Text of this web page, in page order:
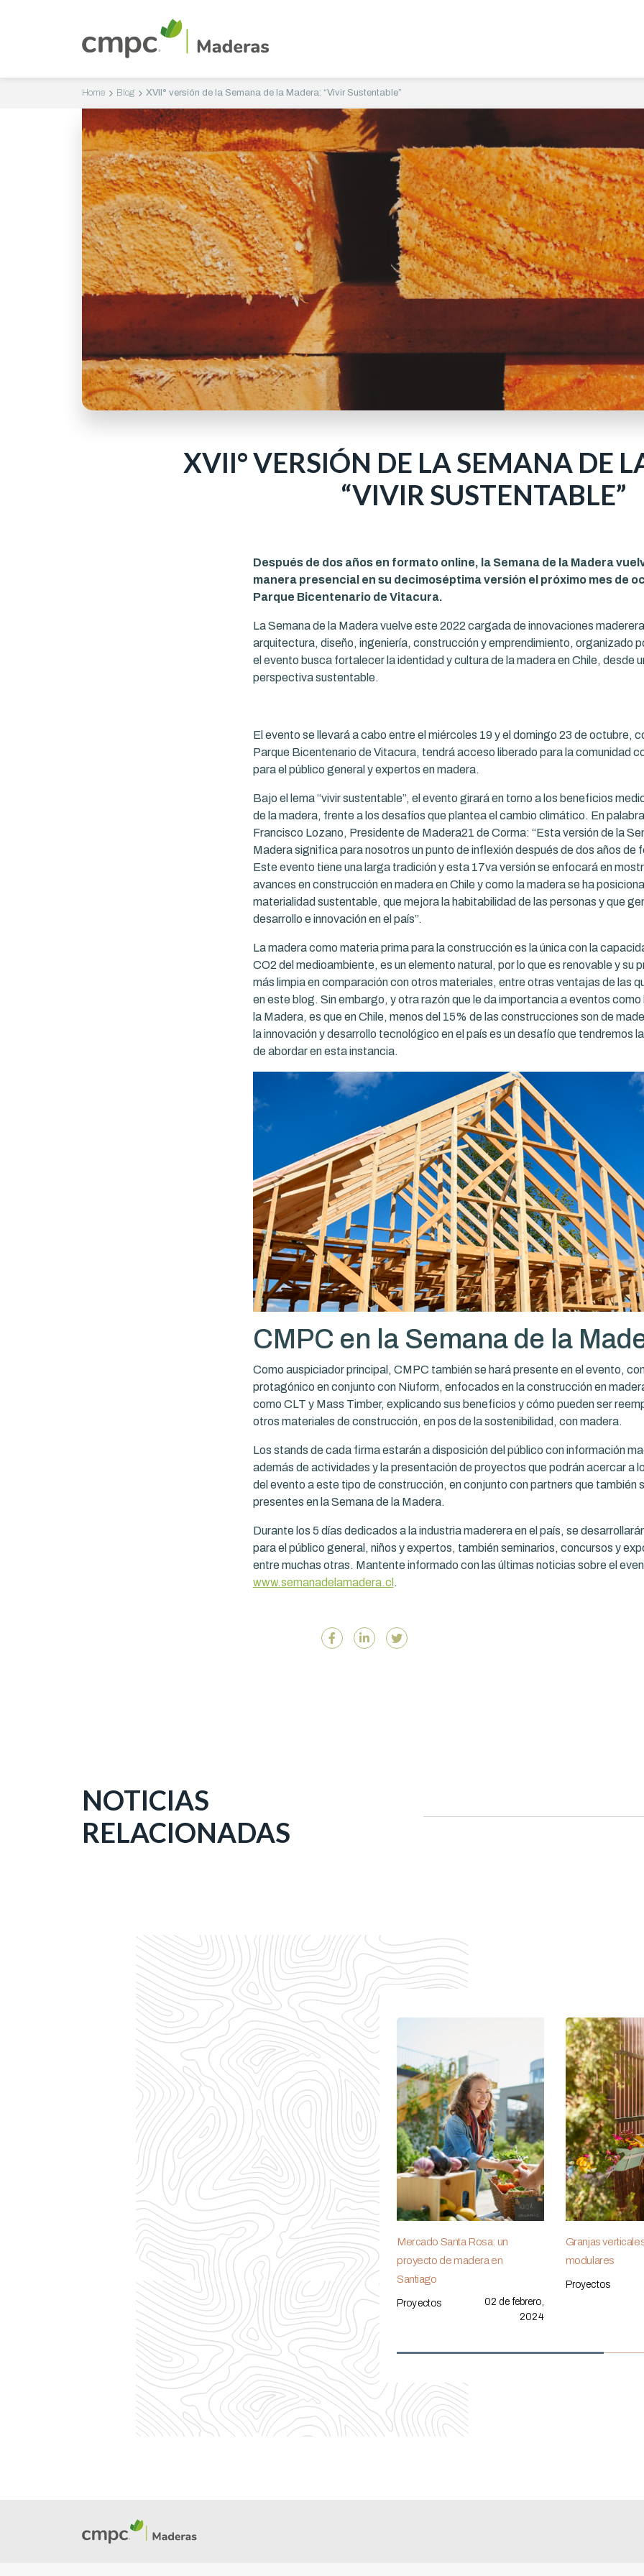
Home Blog XVII° versión de la Semana de la Madera: “Vivir Sustentable”
XVII° VERSIÓN DE LA SEMANA DE
“VIVIR SUSTENTABLE”
Después de dos años en formato online, la Semana de la Madera
manera presencial en su decimoséptima versión el próximo mes de
Parque Bicentenario de Vitacura.
La Semana de la Madera vuelve este 2022 cargada de innovaciones
arquitectura, diseño, ingeniería, construcción y emprendimiento, organizado
el evento busca fortalecer la identidad y cultura de la madera en Chile, desde
perspectiva sustentable.
El evento se llevará a cabo entre el miércoles 19 y el domingo 23 de octubre,
Parque Bicentenario de Vitacura, tendrá acceso liberado para la comunidad
para el público general y expertos en madera.
Bajo el lema “vivir sustentable”, el evento girará en torno a los beneficios
de la madera, frente a los desafíos que plantea el cambio climático. En
Francisco Lozano, Presidente de Madera21 de Corma: “Esta versión de la
Madera significa para nosotros un punto de inflexión después de dos años de
Este evento tiene una larga tradición y esta 17va versión se enfocará en
avances en construcción en madera en Chile y como la madera se ha
materialidad sustentable, que mejora la habitabilidad de las personas y que
desarrollo e innovación en el país”.
La madera como materia prima para la construcción es la única con la
CO2 del medioambiente, es un elemento natural, por lo que es renovable y su
más limpia en comparación con otros materiales, entre otras ventajas de las
en este blog. Sin embargo, y otra razón que le da importancia a eventos como
la Madera, es que en Chile, menos del 15% de las construcciones son de
la innovación y desarrollo tecnológico en el país es un desafío que tendremos
de abordar en esta instancia.
CMPC en la Semana de la
Como auspiciador principal, CMPC también se hará presente en el evento, con
protagónico en conjunto con Niuform, enfocados en la construcción en
como CLT y Mass Timber, explicando sus beneficios y cómo pueden ser
otros materiales de construcción, en pos de la sostenibilidad, con madera.
Los stands de cada firma estarán a disposición del público con información
además de actividades y la presentación de proyectos que podrán acercar a
del evento a este tipo de construcción, en conjunto con partners que también
presentes en la Semana de la Madera.
Durante los 5 días dedicados a la industria maderera en el país, se
para el público general, niños y expertos, también seminarios, concursos y
entre muchas otras. Mantente informado con las últimas noticias sobre el
www.semanadelamadera.cl .
NOTICIAS
RELACIONADAS
Mercado Santa Rosa: un
proyecto de madera en
Santiago
Proyectos
02 de febrero,
2024
Granjas
modulares
Proyectos